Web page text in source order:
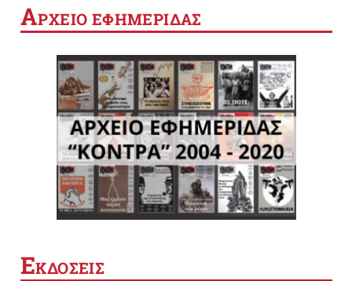
ΑΡΧΕΙΟ ΕΦΗΜΕΡΙΔΑΣ
ΕΚΔΟΣΕΙΣ